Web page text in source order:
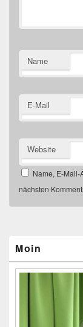
Name
E-Mail
Website
Name, E-Mail-
nächsten
Widgetbereich
Moin